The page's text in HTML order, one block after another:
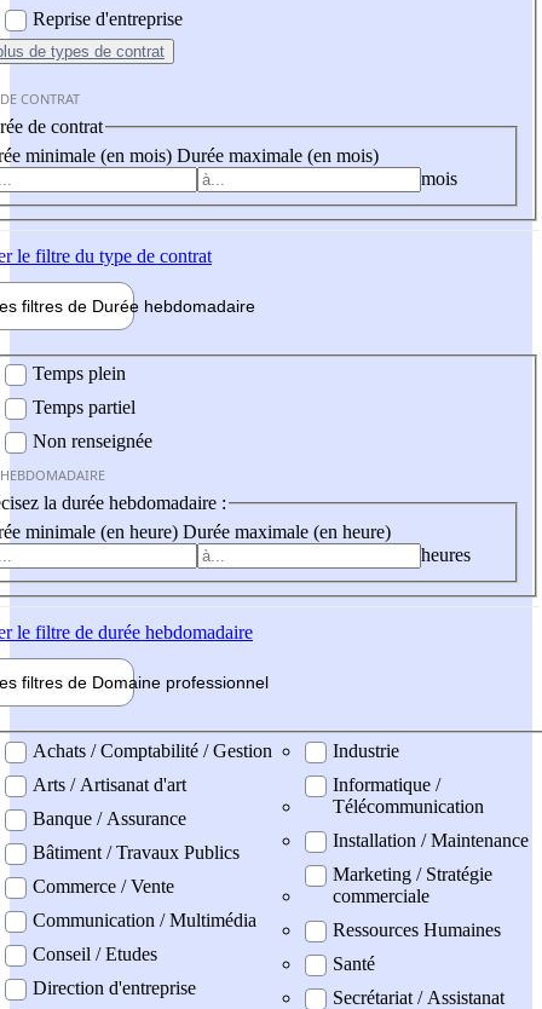
Reprise d'entreprise
de types de contrat
CONTRAT
de contrat
minimale (en mois) Durée maximale (en mois)
mois
le filtre du type de contrat
filtres de Durée hebdomadaire
Temps plein
Temps partiel
Non renseignée
la durée hebdomadaire :
minimale (en heure) Durée maximale (en heure)
heures
le filtre de durée hebdomadaire
filtres de Domaine professionnel
professionel
Achats / Comptabilité / Gestion
Arts / Artisanat d'art
Banque / Assurance
Bâtiment / Travaux Publics
Commerce / Vente
Communication / Multimédia
Conseil / Etudes
Direction d'entreprise
Industrie
Informatique /
Télécommunication
Installation / Maintenance
Marketing / Stratégie
commerciale
Ressources Humaines
Santé
Secrétariat / Assistanat